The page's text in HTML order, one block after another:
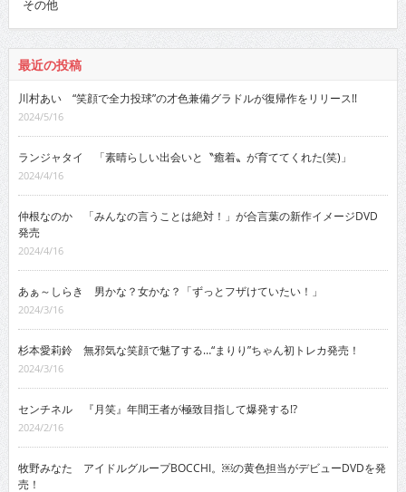
その他
最近の投稿
川村あい “笑顔で全力投球”の才色兼備グラドルが復帰作をリリース!!
2024/5/16
ランジャタイ 「素晴らしい出会いと〝癒着〟が育ててくれた(笑)」
2024/4/16
仲根なのか 「みんなの言うことは絶対！」が合言葉の新作イメージDVD
発売
2024/4/16
あぁ～しらき 男かな？女かな？「ずっとフザけていたい！」
2024/3/16
杉本愛莉鈴 無邪気な笑顔で魅了する…“まりり”ちゃん初トレカ発売！
2024/3/16
センチネル 『月笑』年間王者が極致目指して爆発する!?
2024/2/16
牧野みなた アイドルグループBOCCHI。￼の黄色担当がデビューDVDを発
売！